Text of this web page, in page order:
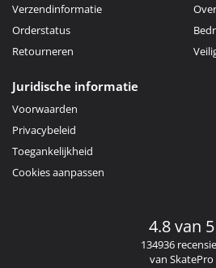
Verzendinformatie
Orderstatus
Retourneren
Juridische informatie
Voorwaarden
Privacybeleid
Toegankelijkheid
Cookies aanpassen
4.8 van 5
134936
van SkatePro